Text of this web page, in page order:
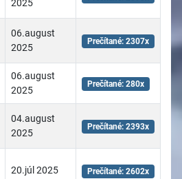
2025
06.august
2025
Prečítané: 2307x
06.august
2025
Prečítané: 280x
04.august
2025
Prečítané: 2393x
20.júl 2025 Prečítané: 2602x